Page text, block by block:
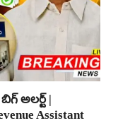
అలర్ట్ |
Assistant